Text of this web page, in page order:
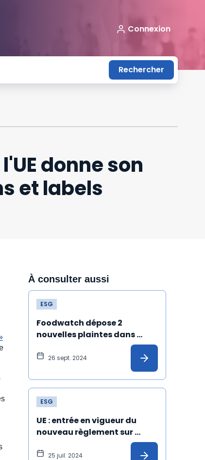
Connexion
Rechercher
donne son
et labels
À consulter aussi
ESG
Foodwatch dépose 2
nouvelles plaintes dans
l’affaire des eaux minérales
traitées
26 sept. 2024
ESG
UE : entrée en vigueur du
nouveau règlement sur
25 juil. 2024